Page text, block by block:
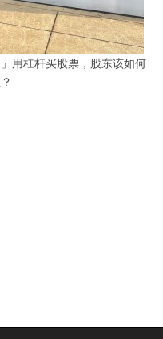
用杠杆买股票，股东该如何